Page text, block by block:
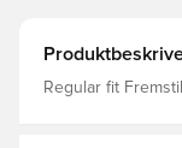
Regular